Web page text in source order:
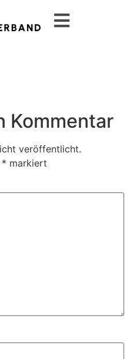
Kommentar
veröffentlicht.
* markiert